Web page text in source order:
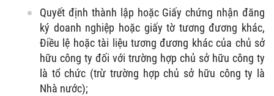
Quyết định thành lập hoặc Giấy chứng nhận đăng
ký doanh nghiệp hoặc giấy tờ tương đương khác,
Điều lệ hoặc tài liệu tương đương khác của chủ sở
hữu công ty đối với trường hợp chủ sở hữu công ty
là tổ chức (trừ trường hợp chủ sở hữu công ty là
Nhà nước);